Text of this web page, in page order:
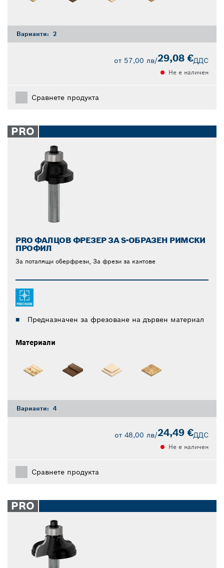
Варианти: 2
от 57,00 лв/29,08 €ДДС
Не е наличен
Сравнете продукта
PRO
PRO ФАЛЦОВ ФРЕЗЕР ЗА S-ОБРАЗЕН РИМСКИ
ПРОФИЛ
За потапящи оберфрези, За фрези за кантове
Предназначен за фрезоване на дървен материал
Материали
Варианти: 4
от 48,00 лв/24,49 €ДДС
Не е наличен
Сравнете продукта
PRO